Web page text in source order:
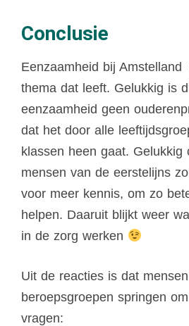
Conclusie
Eenzaamheid bij
thema dat leeft. Gelukkig is
eenzaamheid geen
dat het door alle
klassen heen gaat. Gelukkig
mensen van de eerstelijns
voor meer kennis, om zo
helpen. Daaruit blijkt weer
in de zorg werken
Uit de reacties is dat
beroepsgroepen springen
vragen: